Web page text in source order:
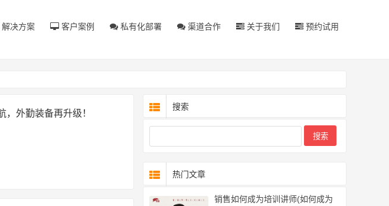
解决方案 客户案例 私有化部署 渠道合作 关于我们 预约试用
外勤装备再升级！
搜索
热门文章
销售如何成为培训讲师(如何成为